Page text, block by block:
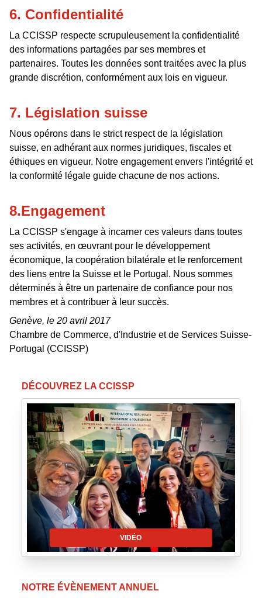
6. Confidentialité
La CCISSP respecte scrupuleusement la confidentialité
des informations partagées par ses membres et
partenaires. Toutes les données sont traitées avec la plus
grande discrétion, conformément aux lois en vigueur.
7. Législation suisse
Nous opérons dans le strict respect de la législation
suisse, en adhérant aux normes juridiques, fiscales et
éthiques en vigueur. Notre engagement envers l'intégrité et
la conformité légale guide chacune de nos actions.
8.Engagement
La CCISSP s'engage à incarner ces valeurs dans toutes
ses activités, en œuvrant pour le développement
économique, la coopération bilatérale et le renforcement
des liens entre la Suisse et le Portugal. Nous sommes
déterminés à être un partenaire de confiance pour nos
membres et à contribuer à leur succès.
Genève, le 20 avril 2017
Chambre de Commerce, d'Industrie et de Services Suisse-
Portugal (CCISSP)
DÉCOUVREZ LA CCISSP
VIDÉO
NOTRE ÉVÈNEMENT ANNUEL